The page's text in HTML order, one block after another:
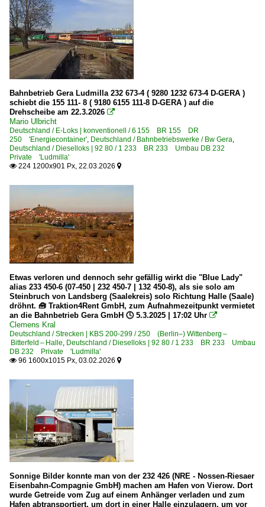
Kessel- und Silozüge
Hafenbahnen
Hafenbahn Vierow
Strecken | KBS 200-299
250 (Berlin–) Wittenberg – Bitterfeld – Halle
Strecken | KBS 800-999
800 Würzburg – Gemünden – Aschaffenburg ·Main-
940 (München–) München Ost – Markt Schwaben –
BBG - Bahnbetrieb Gera GmbH, Saalburg-Ebersdorf
Erfurter Bahnservice Gesellschaft mbH ·EBS·
Unternehmen (L - Z)
Leipziger Eisenbahnverkehrsgesellschaft mbH ·LEG·
Nossen-Riesaer Eisenbahn-Compagnie (NRE) GmbH
Schienen Güter Logistik GmbH, Rangsdorf ·SGL·
TrainLog GmbH, Germersheim i.d. Pfalz ·TLVG·
Traktion4Rent GmbH, Saalburg-Ebersdorf ·TFR·
Wedler Franz Logistik GmbH & Co. KG, Potsdam ·WFL·
Werksbahnen
Anschlussbahn Berlin-Mariendorf Gaswerk - Motzener Str
Bahnbetrieb Gera Ludmilla 232 673-4 ( 9280 1232 673-4 D-GERA )
schiebt die 155 111- 8 ( 9180 6155 111-8 D-GERA ) auf die
Drehscheibe am 22.3.2026 
Mario Ulbricht
Deutschland / E-Loks | konventionell / 6 155 BR 155 DR
250 'Energiecontainer', Deutschland / Bahnbetriebswerke / Bw Gera,
Deutschland / Dieselloks | 92 80 / 1 233 BR 233 Umbau DB 232
Private 'Ludmilla'
 224 1200x901 Px, 22.03.2026 
Etwas verloren und dennoch sehr gefällig wirkt die "Blue Lady"
alias 233 450-6 (07-450 | 232 450-7 | 132 450-8), als sie solo am
Steinbruch von Landsberg (Saalekreis) solo Richtung Halle (Saale)
dröhnt. 🧰 Traktion4Rent GmbH, zum Aufnahmezeitpunkt vermietet
an die Bahnbetrieb Gera GmbH 🕓 5.3.2025 | 17:02 Uhr 
Clemens Kral
Deutschland / Strecken | KBS 200-299 / 250 (Berlin–) Wittenberg –
Bitterfeld – Halle, Deutschland / Dieselloks | 92 80 / 1 233 BR 233 Umbau
DB 232 Private 'Ludmilla'
 96 1600x1015 Px, 03.02.2026 
Sonnige Bilder konnte man von der 232 426 (NRE - Nossen-Riesaer
Eisenbahn-Compagnie GmbH) machen am Hafen von Vierow. Dort
wurde Getreide vom Zug auf einem Anhänger verladen und zum
Hafen abtransportiert, um dort in einer Halle einzulagern, um vor